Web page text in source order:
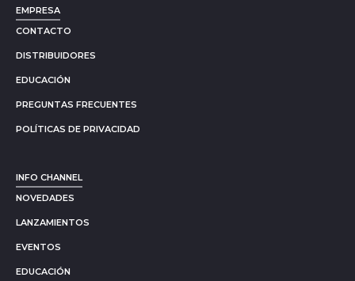
EMPRESA
CONTACTO
DISTRIBUIDORES
EDUCACIÓN
PREGUNTAS FRECUENTES
POLÍTICAS DE PRIVACIDAD
INFO CHANNEL
NOVEDADES
LANZAMIENTOS
EVENTOS
EDUCACIÓN